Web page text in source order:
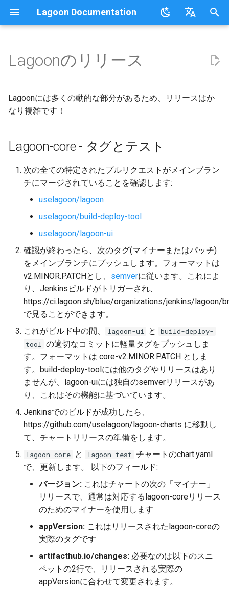
Lagoon Documentation
期
概要
.lagoon.yml
ビルドとデプロイプロセス
Lagoonの構成要素
ユーザー
グループ
通知
デプロイターゲット
ロール
概要
サービスタイプ
環境タイプ
環境変数
環境のアイドリング
バックアップ
ベースイメージ
ワークフロー
フィーチャーフラグ
Lagoonizing Your Exisiting
Dockerイメージ
Commons
MariaDB
MySQL
Node.js
OpenSearch
PHP-CLI
PHP-FPM
Python
RabbitMQ
Ruby
Solr
Redis
Valkey
Varnish
Deprecated Images
概要
オプション
Laravel
WordPress
PHPベース
Pythonベース
Rubyベース
その他
概要
ローカル開発環境
Webhooksの設定
初回デプロイ
Lagoonビルドエラーと警告
本番環境への移行
概要
Active/Standby
プライベートリポジトリ
SimpleSAML
プロジェクトのデフォルトユ
ーザーとSSHキー
Node.jsのグレースフルシャ
ットダウン
LagoonでのXdebugの設定
カスタムタスク
DeployTargetの設定
Retention Policies
Blackfire
UIの使用
組織との連携
SSH
GraphQL API
ロールベースのアクセス制御
ログの理解
ロギング
要件
Bulk storage Provisioner
Lagoon Coreのインストール
Lagoon Remoteのインストー
Lagoon CLIのインストール
GraphQLによるクエリ
Lagoonユーザーの作成
プロジェクトの追加
プロジェクトのデプロイ
グループの追加
Lagoonのロギング
OpenDistro
ログコンセントレーター
Lagoonのバックアップ
Lagoonのファイル
GitLab
Lagoon-core - タグとテスト
Lagoon-core - リリースとリ
リースノート
リリースノート
行動規範
コミュニティサポート
FAQ
用語集
Lagoonの例
Sail on Lagoon
Lagoon CLI
クライアントライブラリ
Policy
2.32.0
2.30.0
2.29.2
2.28.0
2.27.0
2.26.1
2.26.0
2.25.0
2.24.1
2.24.0
2.23.0
2.21.0
Lagoonのリリース
Lagoonには多くの動的な部分があるため、リリースはか
なり複雑です！
Lagoon-core - タグとテスト
次の全ての特定されたプルリクエストがメインブラン
チにマージされていることを確認します:
uselagoon/lagoon
uselagoon/build-deploy-tool
uselagoon/lagoon-ui
確認が終わったら、次のタグ(マイナーまたはパッチ)
をメインブランチにプッシュします。フォーマットは
v2.MINOR.PATCHとし、 semverに従います。これによ
り、Jenkinsビルドがトリガーされ、
https://ci.lagoon.sh/blue/organizations/jenkins/lagoon/
で見ることができます。
これがビルド中の間、
lagoon-ui と
build-deploy-
tool の適切なコミットに軽量タグをプッシュしま
す。フォーマットは core-v2.MINOR.PATCH としま
す。build-deploy-toolには他のタグやリリースはあり
ませんが、lagoon-uiには独自のsemverリリースがあ
り、これはその機能に基づいています。
Jenkinsでのビルドが成功したら、
https://github.com/uselagoon/lagoon-charts に移動し
て、チャートリリースの準備をします。
lagoon-core と lagoon-test チャートのchart.yaml
で、更新します。 以下のフィールド:
バージョン: これはチャートの次の「マイナー」
リリースで、通常は対応するlagoon-coreリリース
のためのマイナーを使用します
appVersion: これはリリースされたlagoon-coreの
実際のタグです
artifacthub.io/changes: 必要なのは以下のスニ
ペットの2行で、リリースされる実際の
appVersionに合わせて変更されます。